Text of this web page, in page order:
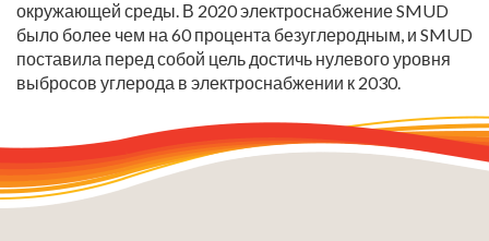
окружающей среды. В 2020 электроснабжение SMUD
было более чем на 60 процента безуглеродным, и SMUD
поставила перед собой цель достичь нулевого уровня
выбросов углерода в электроснабжении к 2030.